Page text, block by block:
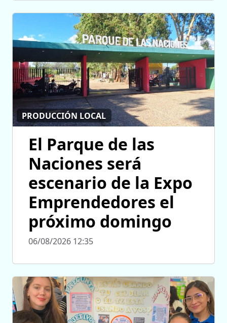
PRODUCCIÓN LOCAL
El Parque de las
Naciones será
escenario de la Expo
Emprendedores el
próximo domingo
06/08/2026 12:35